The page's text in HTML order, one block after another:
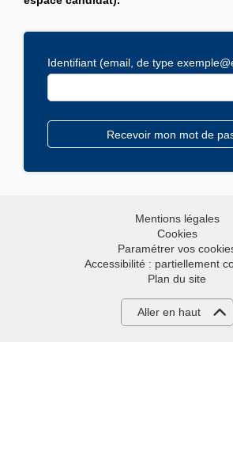
Identifiant (email, de type
Mentions légales
Cookies
Paramétrer vos
Accessibilité : partiellement
Plan du site
Aller en haut